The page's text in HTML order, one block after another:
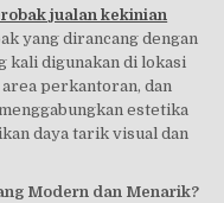
jualan kekinian
yang dirancang dengan
kali digunakan di lokasi
perkantoran, dan
estetika
daya tarik visual dan
Modern dan Menarik?